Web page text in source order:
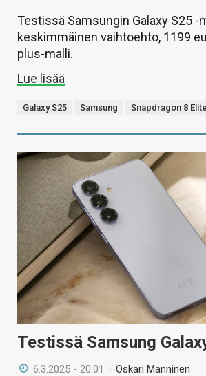
Testissä Samsungin Galaxy S25 -
keskimmäinen vaihtoehto, 1199
plus-malli.
Lue lisää
Galaxy S25 Samsung Snapdragon 8
Testissä Samsung
6.3.2025 - 20:01 /Oskari Manninen